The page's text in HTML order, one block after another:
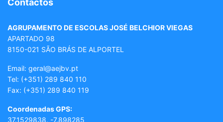
Contactos
AGRUPAMENTO DE ESCOLAS JOSÉ BELCHIOR VIEGAS
APARTADO 98
8150-021 SÃO BRÁS DE ALPORTEL
Email: geral@aejbv.pt
Tel: (+351) 289 840 110
Fax: (+351) 289 840 119
Coordenadas GPS:
37.1529838, -7.898285